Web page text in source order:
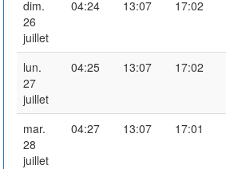
dim.
26
juillet
04:24 13:07 17:02
lun.
27
juillet
04:25 13:07 17:02
mar.
28
juillet
04:27 13:07 17:01